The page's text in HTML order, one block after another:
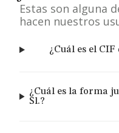
Estas son alguna
hacen nuestros
¿Cuál es el CIF
¿Cuál es la forma
Sl.?